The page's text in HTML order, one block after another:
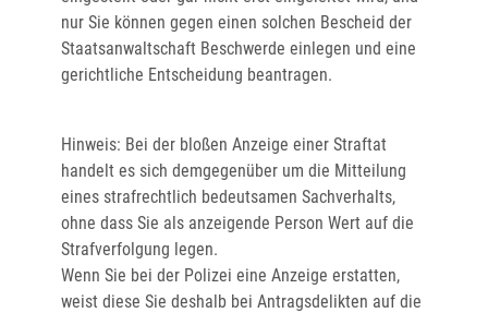
nur Sie können gegen einen solchen Bescheid der
Staatsanwaltschaft Beschwerde einlegen und eine
gerichtliche Entscheidung beantragen.
Hinweis: Bei der bloßen Anzeige einer Straftat
handelt es sich demgegenüber um die Mitteilung
eines strafrechtlich bedeutsamen Sachverhalts,
ohne dass Sie als anzeigende Person Wert auf die
Strafverfolgung legen.
Wenn Sie bei der Polizei eine Anzeige erstatten,
weist diese Sie deshalb bei Antragsdelikten auf die